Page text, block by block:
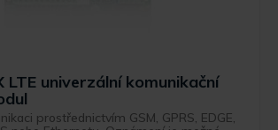
LTE univerzální komunikační
prostřednictvím GSM, GPRS, EDGE,